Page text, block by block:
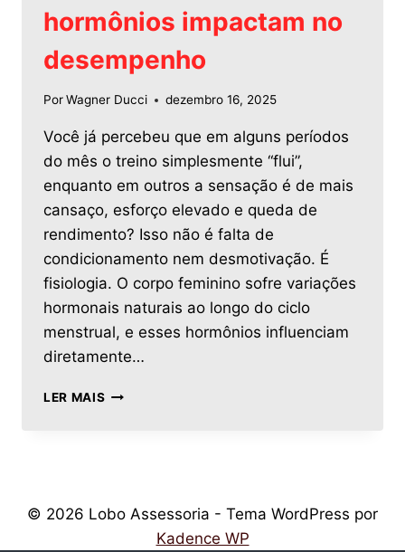
hormônios impactam no
desempenho
PorWagner Ducci dezembro 16, 2025
Você já percebeu que em alguns períodos
do mês o treino simplesmente “flui”,
enquanto em outros a sensação é de mais
cansaço, esforço elevado e queda de
rendimento? Isso não é falta de
condicionamento nem desmotivação. É
fisiologia. O corpo feminino sofre variações
hormonais naturais ao longo do ciclo
menstrual, e esses hormônios influenciam
diretamente…
LER MAIS
© 2026 Lobo Assessoria - Tema WordPress por
Kadence WP